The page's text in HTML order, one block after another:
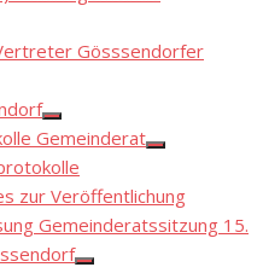
Gösssendorfer
Show
sub
menu
Gemeinderat
Show
menu
zur Veröffentlichung
Gemeinderatssitzung 15.
Show